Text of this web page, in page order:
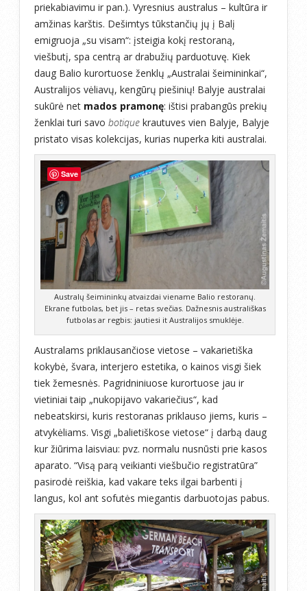
priekabiavimu ir pan.). Vyresnius australus – kultūra ir
amžinas karštis. Dešimtys tūkstančių jų į Balį
emigruoja „su visam“: įsteigia kokį restoraną,
viešbutį, spa centrą ar drabužių parduotuvę. Kiek
daug Balio kurortuose ženklų „Australai šeimininkai“,
Australijos vėliavų, kengūrų piešinių! Balyje australai
sukūrė net mados pramonę: ištisi prabangūs prekių
ženklai turi savo botique krautuves vien Balyje, Balyje
pristato visas kolekcijas, kurias nuperka kiti australai.
Australų šeimininkų atvaizdai viename Balio restoranų.
Ekrane futbolas, bet jis – retas svečias. Dažnesnis australiškas
futbolas ar regbis: jautiesi it Australijos smuklėje.
Australams priklausančiose vietose – vakarietiška
kokybė, švara, interjero estetika, o kainos visgi šiek
tiek žemesnės. Pagridniniuose kurortuose jau ir
vietiniai taip „nukopijavo vakariečius“, kad
nebeatskirsi, kuris restoranas priklauso jiems, kuris –
atvykėliams. Visgi „balietiškose vietose“ į darbą daug
kur žiūrima laisviau: pvz. normalu nusnūsti prie kasos
aparato. “Visą parą veikianti viešbučio registratūra”
pasirodė reiškia, kad vakare teks ilgai barbenti į
langus, kol ant sofutės miegantis darbuotojas pabus.
Save